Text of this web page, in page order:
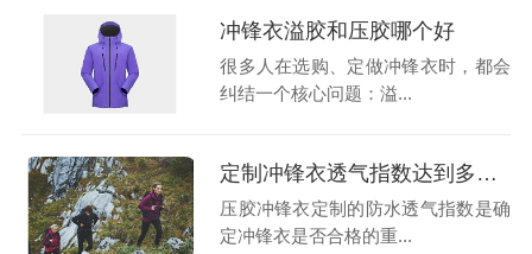
冲锋衣溢胶和压胶哪个好
很多人在选购、定做冲锋衣时，都会
纠结一个核心问题：溢...
定制冲锋衣透气指数达到多少才算及格?
压胶冲锋衣定制的防水透气指数是确
定冲锋衣是否合格的重...